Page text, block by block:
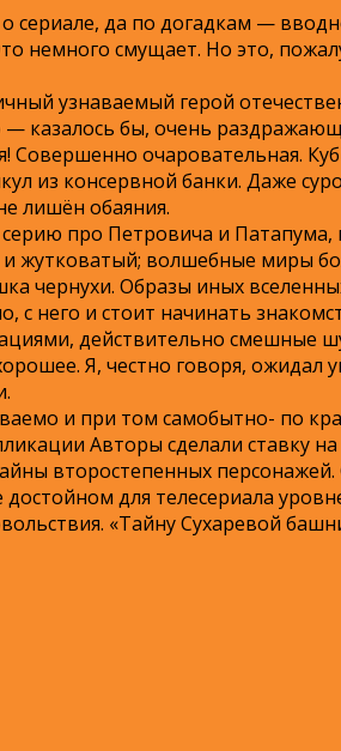
сериале, да по догадкам —
немного смущает. Но это,
узнаваемый герой
казалось бы, очень
Совершенно очаровательная.
из консервной банки. Даже
лишён обаяния.
про Петровича и
жутковатый; волшебные миры
чернухи. Образы иных
него и стоит начинать
действительно смешные
Я, честно говоря, ожидал
и при том самобытно- по
Авторы сделали ставку
второстепенных
для телесериала
«Тайну Сухаревой